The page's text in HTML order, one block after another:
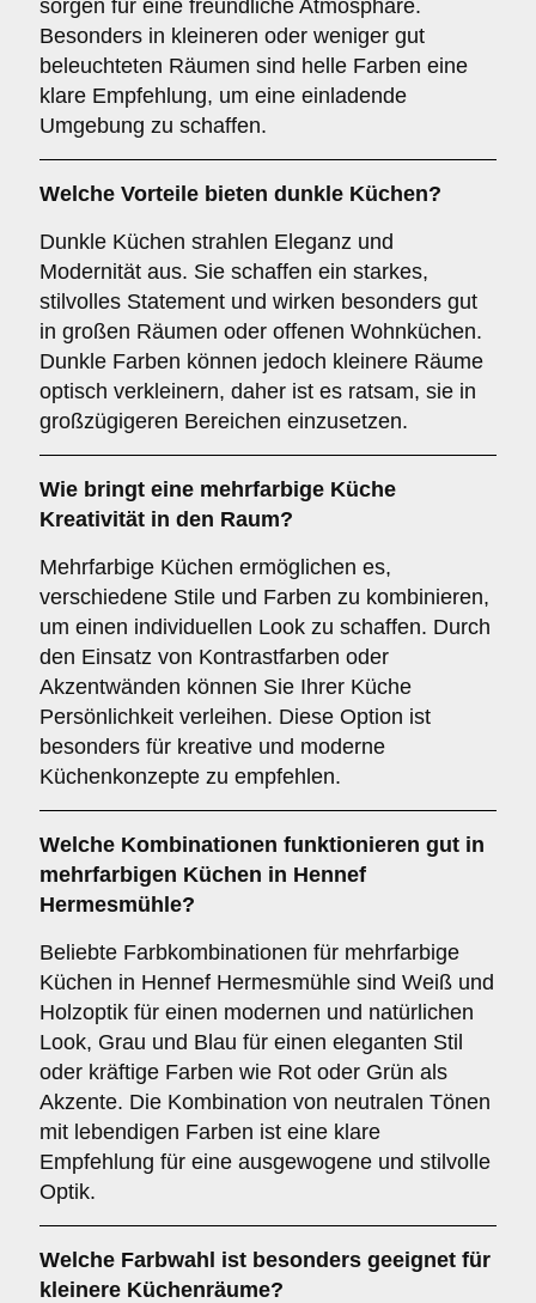
sorgen für eine freundliche Atmosphäre.
Besonders in kleineren oder weniger gut
beleuchteten Räumen sind helle Farben eine
klare Empfehlung, um eine einladende
Umgebung zu schaffen.
Welche Vorteile bieten dunkle Küchen?
Dunkle Küchen strahlen Eleganz und
Modernität aus. Sie schaffen ein starkes,
stilvolles Statement und wirken besonders gut
in großen Räumen oder offenen Wohnküchen.
Dunkle Farben können jedoch kleinere Räume
optisch verkleinern, daher ist es ratsam, sie in
großzügigeren Bereichen einzusetzen.
Wie bringt eine mehrfarbige Küche
Kreativität in den Raum?
Mehrfarbige Küchen ermöglichen es,
verschiedene Stile und Farben zu kombinieren,
um einen individuellen Look zu schaffen. Durch
den Einsatz von Kontrastfarben oder
Akzentwänden können Sie Ihrer Küche
Persönlichkeit verleihen. Diese Option ist
besonders für kreative und moderne
Küchenkonzepte zu empfehlen.
Welche Kombinationen funktionieren gut in
mehrfarbigen Küchen in Hennef
Hermesmühle?
Beliebte Farbkombinationen für mehrfarbige
Küchen in Hennef Hermesmühle sind Weiß und
Holzoptik für einen modernen und natürlichen
Look, Grau und Blau für einen eleganten Stil
oder kräftige Farben wie Rot oder Grün als
Akzente. Die Kombination von neutralen Tönen
mit lebendigen Farben ist eine klare
Empfehlung für eine ausgewogene und stilvolle
Optik.
Welche Farbwahl ist besonders geeignet für
kleinere Küchenräume?